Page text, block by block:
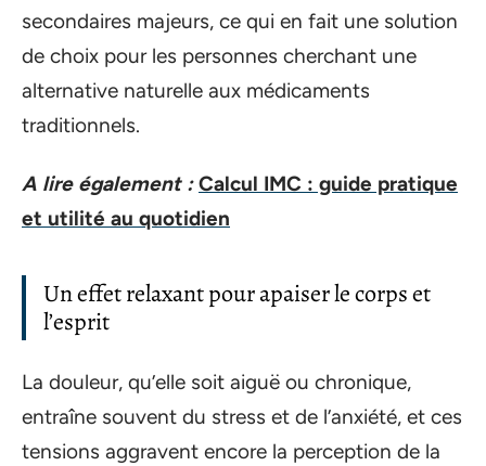
secondaires majeurs, ce qui en fait une solution
de choix pour les personnes cherchant une
alternative naturelle aux médicaments
traditionnels.
A lire également : Calcul IMC : guide pratique
et utilité au quotidien
Un effet relaxant pour apaiser le corps et
l’esprit
La douleur, qu’elle soit aiguë ou chronique,
entraîne souvent du stress et de l’anxiété, et ces
tensions aggravent encore la perception de la